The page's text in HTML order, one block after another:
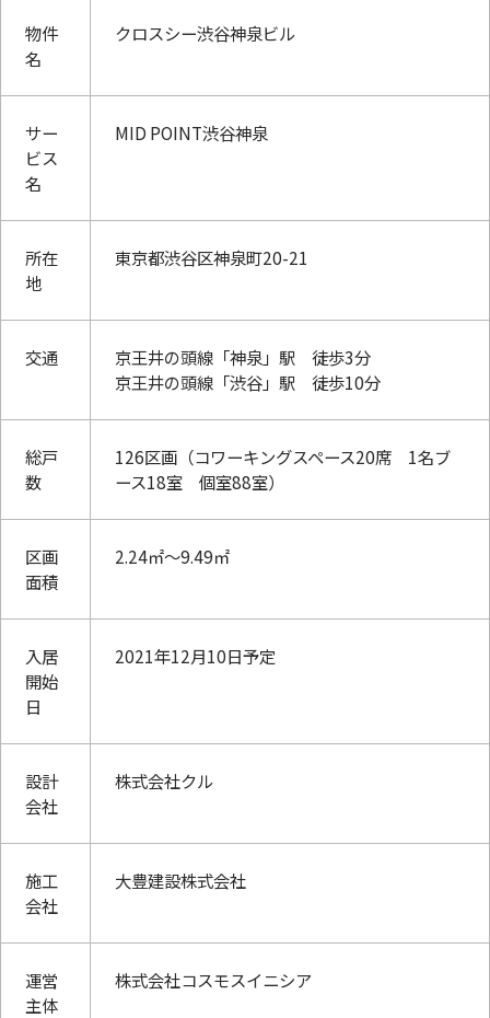
物件
名
クロスシー渋谷神泉ビル
サー
ビス
名
MID POINT渋谷神泉
所在
地
東京都渋谷区神泉町20-21
交通
京王井の頭線「神泉」駅 徒歩3分
京王井の頭線「渋谷」駅 徒歩10分
総戸
数
126区画（コワーキングスペース20席 1名ブ
ース18室 個室88室）
区画
面積
2.24㎡～9.49㎡
入居
開始
日
2021年12月10日予定
設計
会社
株式会社クル
施工
会社
大豊建設株式会社
運営
主体
株式会社コスモスイニシア